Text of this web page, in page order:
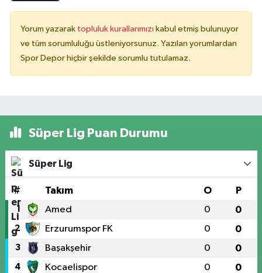
Yorum yazarak topluluk kurallarımızı kabul etmiş bulunuyor
ve tüm sorumluluğu üstleniyorsunuz. Yazılan yorumlardan
Spor Depor hiçbir şekilde sorumlu tutulamaz.
Süper Lig Puan Durumu
Süper Lig
# Takım O P
1 Amed 0 0
2 Erzurumspor FK 0 0
3 Başakşehir 0 0
4 Kocaelispor 0 0